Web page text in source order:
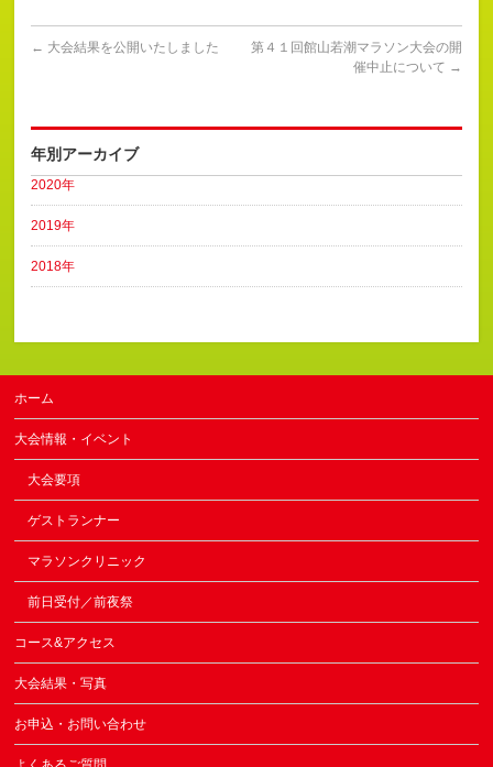
← 大会結果を公開いたしました
第４１回館山若潮マラソン大会の開
催中止について →
年別アーカイブ
2020年
2019年
2018年
ホーム
大会情報・イベント
大会要項
ゲストランナー
マラソンクリニック
前日受付／前夜祭
コース&アクセス
大会結果・写真
お申込・お問い合わせ